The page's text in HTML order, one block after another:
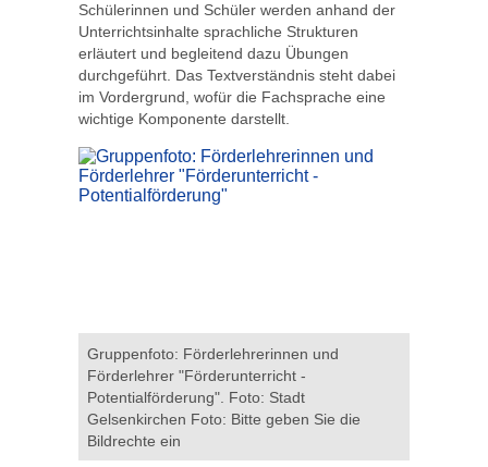
Schülerinnen und Schüler werden anhand der
Unterrichtsinhalte sprachliche Strukturen
erläutert und begleitend dazu Übungen
durchgeführt. Das Textverständnis steht dabei
im Vordergrund, wofür die Fachsprache eine
wichtige Komponente darstellt.
Gruppenfoto: Förderlehrerinnen und
Förderlehrer "Förderunterricht -
Potentialförderung". Foto: Stadt
Gelsenkirchen Foto: Bitte geben Sie die
Bildrechte ein